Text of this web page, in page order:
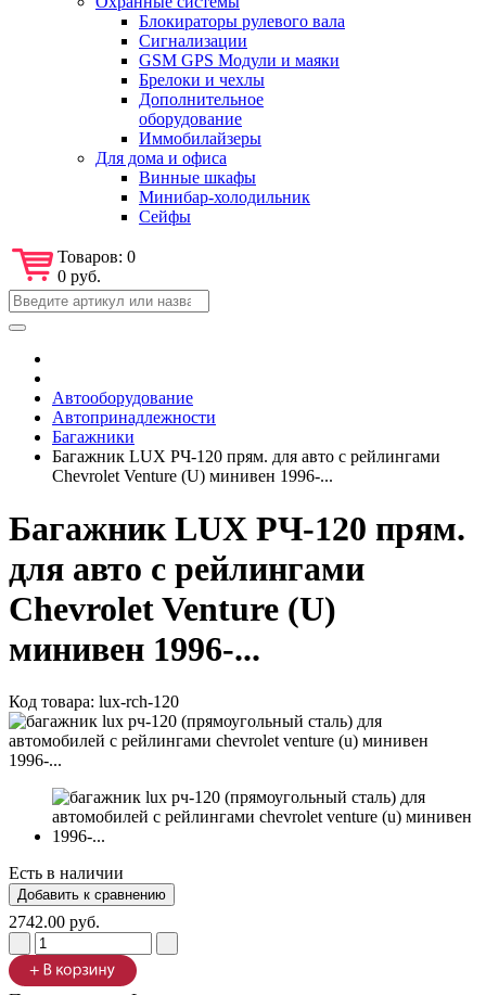
Блокираторы рулевого вала
Сигнализации
GSM GPS Модули и маяки
Брелоки и чехлы
Дополнительное
оборудование
Иммобилайзеры
Для дома и офиса
Винные шкафы
Минибар-холодильник
Сейфы
Товаров: 0
0 руб.
Автооборудование
Автопринадлежности
Багажники
Багажник LUX РЧ-120 прям. для авто с рейлингами
Chevrolet Venture (U) минивен 1996-...
Багажник LUX РЧ-120 прям.
для авто с рейлингами
Chevrolet Venture (U)
минивен 1996-...
Код товара: lux-rch-120
Есть в наличии
2742.00 руб.